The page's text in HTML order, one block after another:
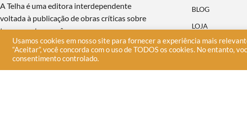
A Telha é uma editora interdependente
voltada à publicação de obras críticas sobre
temas contemporâneos.
BLOG
LOJA
PUBLIQUE
Usamos cookies em nosso site para fornecer a experiência mais
“Aceitar”, você concorda com o uso de TODOS os cookies. No entanto,
consentimento controlado.